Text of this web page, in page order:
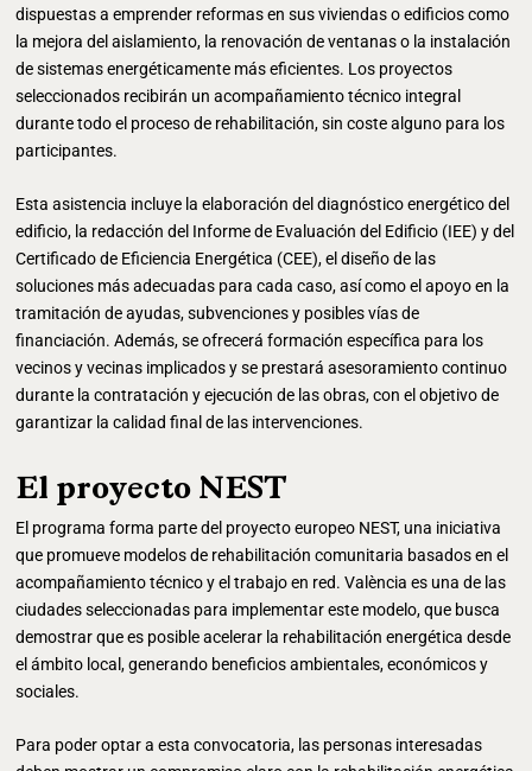
dispuestas a emprender reformas en sus viviendas o edificios como
la mejora del aislamiento, la renovación de ventanas o la instalación
de sistemas energéticamente más eficientes. Los proyectos
seleccionados recibirán un acompañamiento técnico integral
durante todo el proceso de rehabilitación, sin coste alguno para los
participantes.
Esta asistencia incluye la elaboración del diagnóstico energético del
edificio, la redacción del Informe de Evaluación del Edificio (IEE) y del
Certificado de Eficiencia Energética (CEE), el diseño de las
soluciones más adecuadas para cada caso, así como el apoyo en la
tramitación de ayudas, subvenciones y posibles vías de
financiación. Además, se ofrecerá formación específica para los
vecinos y vecinas implicados y se prestará asesoramiento continuo
durante la contratación y ejecución de las obras, con el objetivo de
garantizar la calidad final de las intervenciones.
El proyecto NEST
El programa forma parte del proyecto europeo NEST, una iniciativa
que promueve modelos de rehabilitación comunitaria basados en el
acompañamiento técnico y el trabajo en red. València es una de las
ciudades seleccionadas para implementar este modelo, que busca
demostrar que es posible acelerar la rehabilitación energética desde
el ámbito local, generando beneficios ambientales, económicos y
sociales.
Para poder optar a esta convocatoria, las personas interesadas